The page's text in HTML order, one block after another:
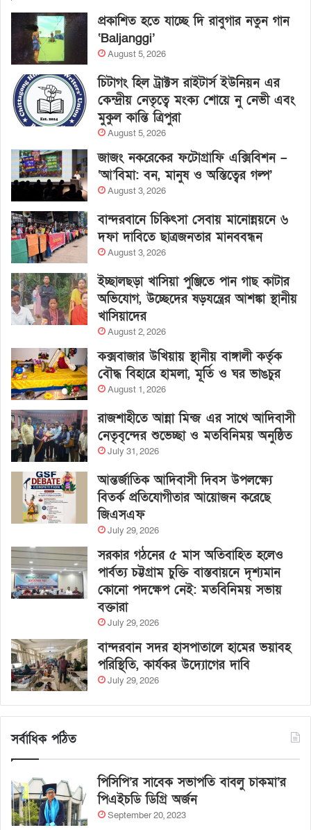
প্রকাশিত হতে যাচ্ছে দি রাবুগার নতুন গান
‘Baljanggi’
August 5, 2026
চিটাগং হিল ট্রাক্টস রাইটার্স ইউনিয়ন এর
কেন্দ্রীয় নেতৃত্বে মংক্য শোয়ে নু নেভী এবং
মুকুল কান্তি ত্রিপুরা
August 5, 2026
জাজং নকরেকের ফটোগ্রাফি এক্সিবিশন –
‘আ’বিমা: বন, মানুষ ও অস্তিত্বের গল্প’
August 3, 2026
বান্দরবানে চিকিৎসা সেবায় মানোন্নয়নে ৬
দফা দাবিতে ছাত্রজনতার মানববন্ধন
August 3, 2026
ইচ্ছালছড়া খাসিয়া পুঞ্জিতে পান গাছ কাটার
অভিযোগ, উচ্ছেদের ষড়যন্ত্রের আশঙ্কা স্থানীয়
খাসিয়াদের
August 2, 2026
কক্সবাজার উখিয়ায় স্থানীয় বাঙ্গালী কর্তৃক
বৌদ্ধ বিহারে হামলা, মূর্তি ও ঘর ভাঙচুর
August 1, 2026
রাজশাহীতে আন্না মিন্জ এর সাথে আদিবাসী
নেতৃবৃন্দের শুভেচ্ছা ও মতবিনিময় অনুষ্ঠিত
July 31, 2026
আন্তর্জাতিক আদিবাসী দিবস উপলক্ষ্যে
বিতর্ক প্রতিযোগীতার আয়োজন করেছে
জিএসএফ
July 29, 2026
সরকার গঠনের ৫ মাস অতিবাহিত হলেও
পার্বত্য চট্টগ্রাম চুক্তি বাস্তবায়নে দৃশ্যমান
কোনো পদক্ষেপ নেই: মতবিনিময় সভায়
বক্তারা
July 29, 2026
বান্দরবান সদর হাসপাতালে হামের ভয়াবহ
পরিস্থিতি, কার্যকর উদ্যোগের দাবি
July 29, 2026
সর্বাধিক পঠিত
পিসিপি’র সাবেক সভাপতি বাবলু চাকমা’র
পিএইচডি ডিগ্রি অর্জন
September 20, 2023